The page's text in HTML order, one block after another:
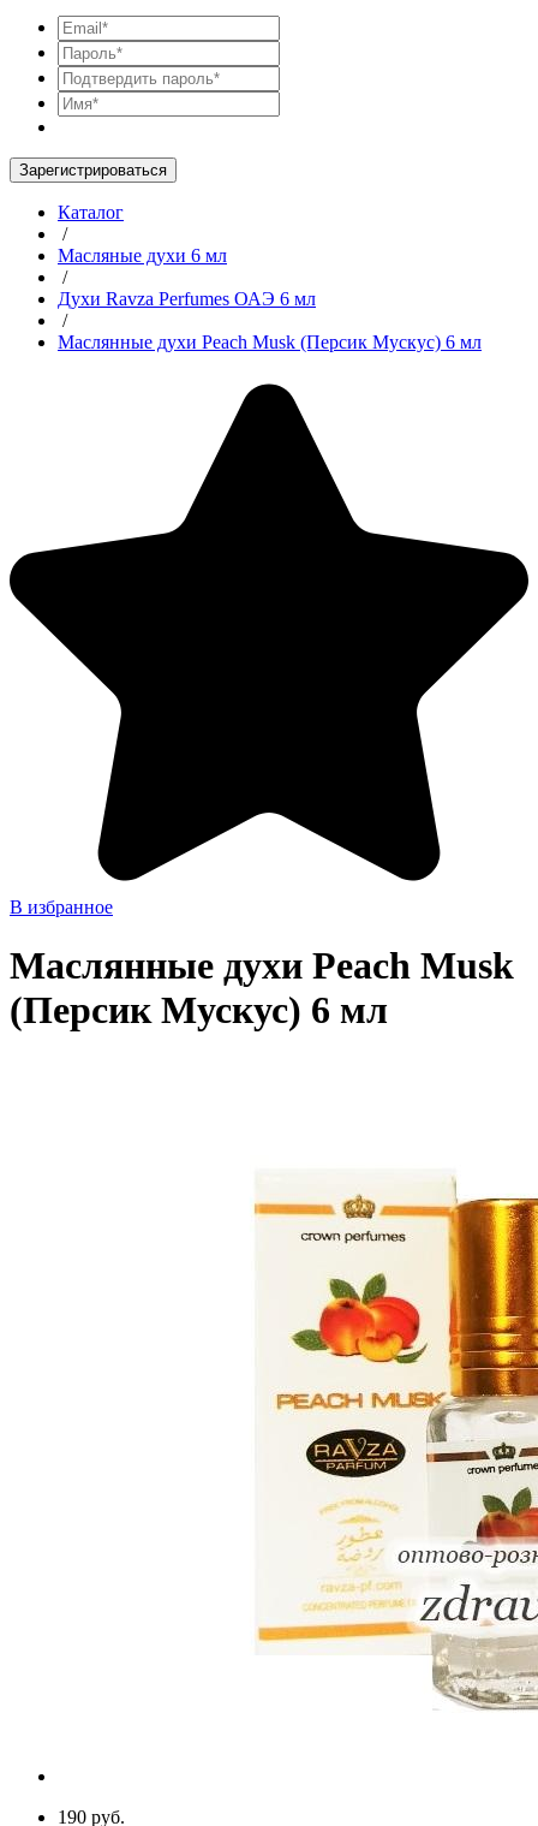
Зарегистрироваться
Каталог
/
Масляные духи 6 мл
/
Духи Ravza Perfumes ОАЭ 6 мл
/
Маслянные духи Peach Musk (Персик Мускус) 6 мл
В избранное
Маслянные духи Peach Musk
(Персик Мускус) 6 мл
190 руб.